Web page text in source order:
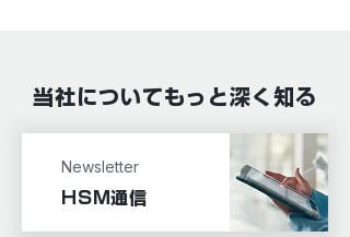
当社についてもっと深く知る
Newsletter
HSM通信